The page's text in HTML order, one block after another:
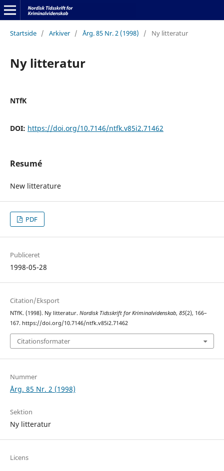
Startside / Arkiver / Årg. 85 Nr. 2 (1998) / Ny litteratur
Ny litteratur
NTfK
DOI: https://doi.org/10.7146/ntfk.v85i2.71462
Resumé
New litterature
PDF
Publiceret
1998-05-28
Citation/Eksport
NTfK. (1998). Ny litteratur. Nordisk Tidsskrift for Kriminalvidenskab, 85(2), 166–
167. https://doi.org/10.7146/ntfk.v85i2.71462
Citationsformater
Nummer
Årg. 85 Nr. 2 (1998)
Sektion
Ny litteratur
Licens